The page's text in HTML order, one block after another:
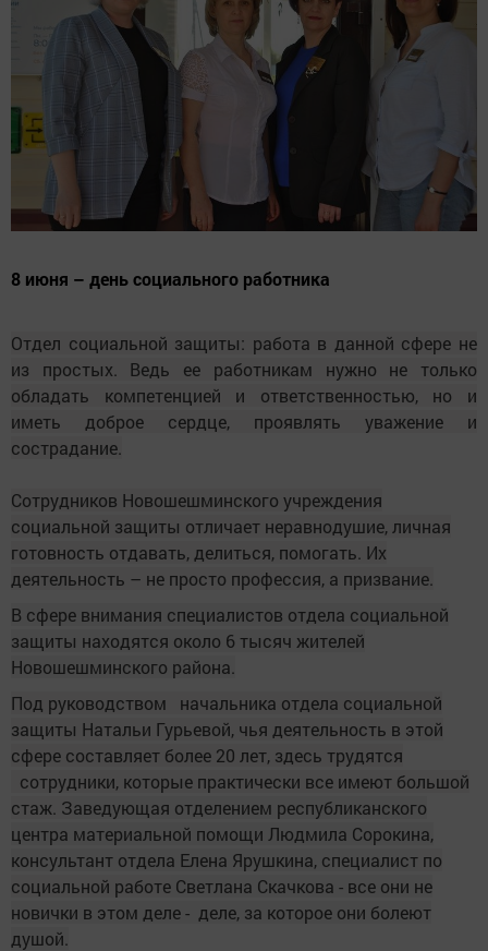
8 июня – день социального работника
Отдел социальной защиты: работа в данной сфере не
из простых. Ведь ее работникам нужно не только
обладать компетенцией и ответственностью, но и
иметь доброе сердце, проявлять уважение и
сострадание.
Сотрудников Новошешминского учреждения
социальной защиты отличает неравнодушие, личная
готовность отдавать, делиться, помогать. Их
деятельность – не просто профессия, а призвание.
В сфере внимания специалистов отдела социальной
защиты находятся около 6 тысяч жителей
Новошешминского района.
Под руководством начальника отдела социальной
защиты Натальи Гурьевой, чья деятельность в этой
сфере составляет более 20 лет, здесь трудятся
сотрудники, которые практически все имеют большой
стаж. Заведующая отделением республиканского
центра материальной помощи Людмила Сорокина,
консультант отдела Елена Ярушкина, специалист по
социальной работе Светлана Скачкова - все они не
новички в этом деле - деле, за которое они болеют
душой.